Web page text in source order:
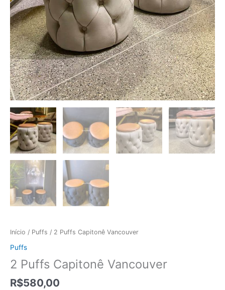
Início / Puffs / 2 Puffs Capitonê Vancouver
Puffs
2 Puffs Capitonê Vancouver
R$580,00